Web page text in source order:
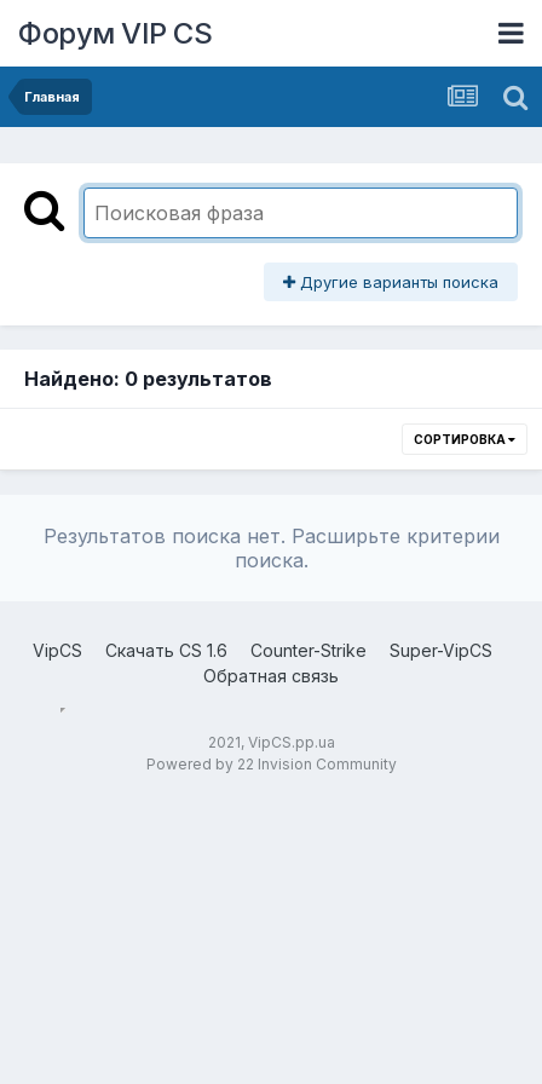
Форум VIP CS
Главная
Другие варианты поиска
Найдено: 0 результатов
СОРТИРОВКА
Результатов поиска нет. Расширьте критерии
поиска.
VipCS Скачать CS 1.6 Counter-Strike
Super-VipCS
Обратная связь
2021, VipCS.pp.ua
Powered by 22 Invision Community